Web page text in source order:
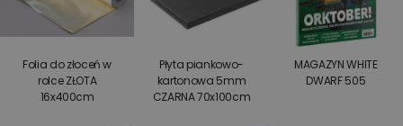
Folia do złoceń w
rolce ZŁOTA
16x400cm
Płyta piankowo-
kartonowa 5mm
CZARNA 70x100cm
MAGAZYN WHITE
DWARF 505